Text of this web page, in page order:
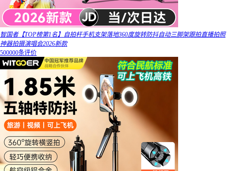
智国者【TOP榜第1名】自拍杆手机支架落地360度旋转防抖自动三脚架跟拍直播拍照
神器拍摄演唱会2026新款
500000条评价